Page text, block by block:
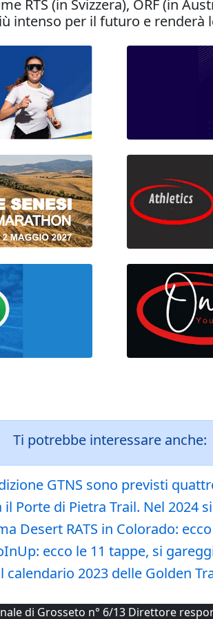
RTS (in Svizzera), ORF (in
intenso per il futuro e renderà
Ti potrebbe interessare anche:
GTNS sono previsti
di Pietra Trail. Nel 2024
Desert RATS in Colorado:
ecco le 11 tappe, si
2023 delle Golden
di Grosseto n° 6/13 Direttore